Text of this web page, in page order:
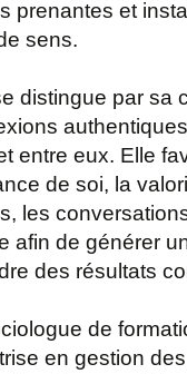
prenantes et
sens.
distingue par sa
entre eux. Elle
de soi, la
les
afin de générer
des résultats
de
en gestion